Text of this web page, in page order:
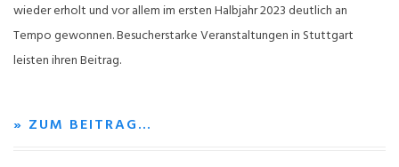
wieder erholt und vor allem im ersten Halbjahr 2023 deutlich an
Tempo gewonnen. Besucherstarke Veranstaltungen in Stuttgart
leisten ihren Beitrag.
» ZUM BEITRAG…